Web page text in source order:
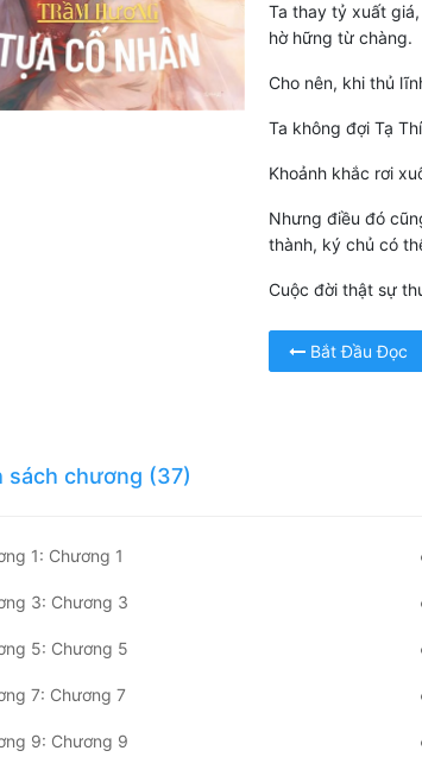
Ta thay tỷ xuất
hờ hững từ chàng.
Cho nên, khi thủ
Ta không đợi Tạ
Khoảnh khắc rơi
Nhưng điều đó
thành, ký chủ có
Cuộc đời thật sự
Bắt Đầu Đọc
sách chương (37)
1: Chương 1
3: Chương 3
5: Chương 5
7: Chương 7
9: Chương 9